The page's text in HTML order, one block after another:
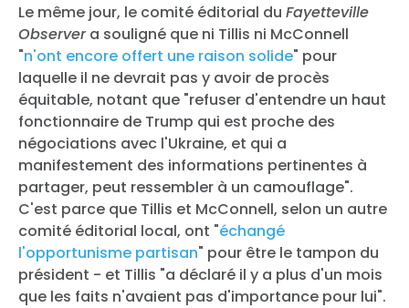
Le même jour, le comité éditorial du Fayetteville
Observera souligné que ni Tillis ni McConnell
"n'ont encore offert une raison solide" pour
laquelle il ne devrait pas y avoir de procès
équitable, notant que "refuser d'entendre un haut
fonctionnaire de Trump qui est proche des
négociations avec l'Ukraine, et qui a
manifestement des informations pertinentes à
partager, peut ressembler à un camouflage".
C'est parce que Tillis et McConnell, selon un autre
comité éditorial local, ont "échangé
l'opportunisme partisan" pour être le tampon du
président - et Tillis "a déclaré il y a plus d'un mois
que les faits n'avaient pas d'importance pour lui".